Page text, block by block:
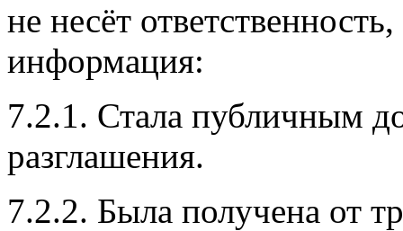
не несёт
информация:
7.2.1. Стала публичным
разглашения.
7.2.2. Была получена от